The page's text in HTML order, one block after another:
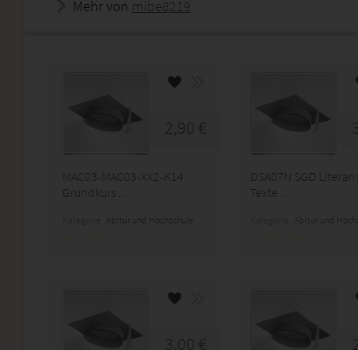
Mehr von mibe8219
2,90 €
MAC03-MAC03-XX2-K14
Grundkurs ...
Abitur und Hochschule
DSA07N SGD
Texte ...
Abitur und
3,00 €